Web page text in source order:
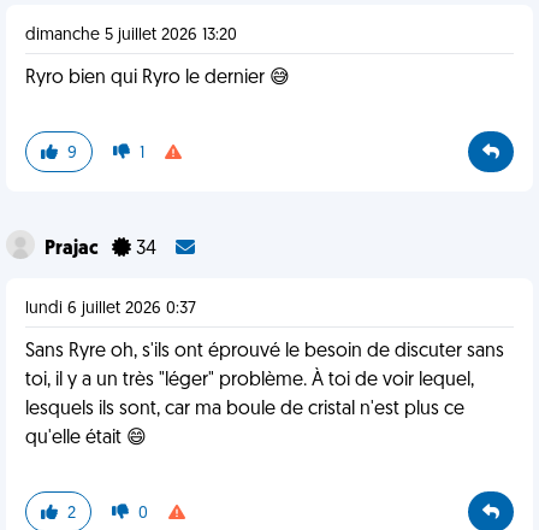
dimanche 5 juillet 2026 13:20
Ryro bien qui Ryro le dernier 😅
9 1
Prajac 34
lundi 6 juillet 2026 0:37
Sans Ryre oh, s'ils ont éprouvé le besoin de discuter sans
toi, il y a un très "léger" problème. À toi de voir lequel,
lesquels ils sont, car ma boule de cristal n'est plus ce
qu'elle était 😄
2 0